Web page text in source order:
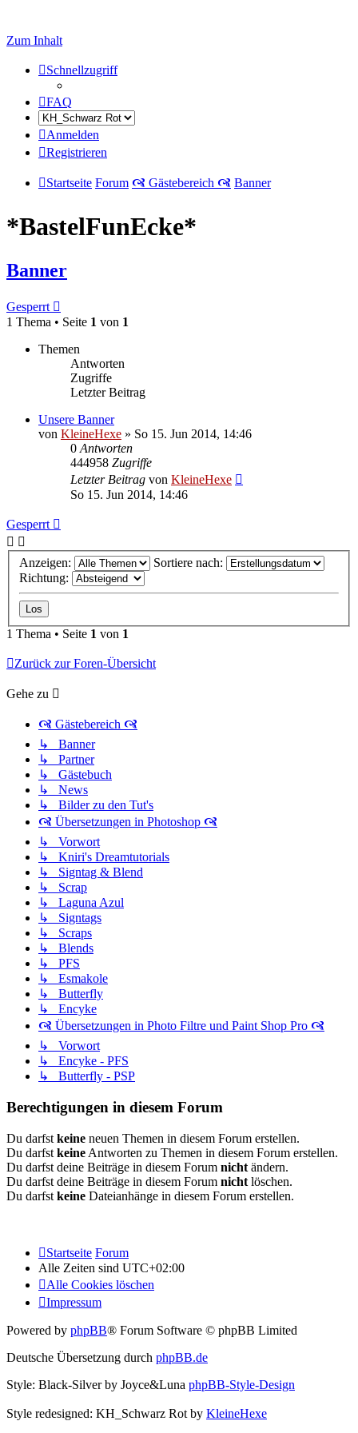
Zum Inhalt
Schnellzugriff
FAQ
Anmelden
Registrieren
Startseite Forum 🙧 Gästebereich 🙧 Banner
*BastelFunEcke*
Banner
Gesperrt
1 Thema • Seite 1 von 1
Themen
Antworten
Zugriffe
Letzter Beitrag
Unsere Banner
von KleineHexe » So 15. Jun 2014, 14:46
0 Antworten
444958 Zugriffe
Letzter Beitrag von KleineHexe
So 15. Jun 2014, 14:46
Gesperrt
Anzeigen:
Sortiere nach:
Richtung:
1 Thema • Seite 1 von 1
Zurück zur Foren-Übersicht
Gehe zu
🙧 Gästebereich 🙧
↳ Banner
↳ Partner
↳ Gästebuch
↳ News
↳ Bilder zu den Tut's
🙧 Übersetzungen in Photoshop 🙧
↳ Vorwort
↳ Kniri's Dreamtutorials
↳ Signtag & Blend
↳ Scrap
↳ Laguna Azul
↳ Signtags
↳ Scraps
↳ Blends
↳ PFS
↳ Esmakole
↳ Butterfly
↳ Encyke
🙧 Übersetzungen in Photo Filtre und Paint Shop Pro 🙧
↳ Vorwort
↳ Encyke - PFS
↳ Butterfly - PSP
Berechtigungen in diesem Forum
Du darfst keine neuen Themen in diesem Forum erstellen.
Du darfst keine Antworten zu Themen in diesem Forum erstellen.
Du darfst deine Beiträge in diesem Forum nicht ändern.
Du darfst deine Beiträge in diesem Forum nicht löschen.
Du darfst keine Dateianhänge in diesem Forum erstellen.
Startseite Forum
Alle Zeiten sind UTC+02:00
Alle Cookies löschen
Impressum
Powered by phpBB® Forum Software © phpBB Limited
Deutsche Übersetzung durch phpBB.de
Style: Black-Silver by Joyce&Luna phpBB-Style-Design
Style redesigned: KH_Schwarz Rot by KleineHexe